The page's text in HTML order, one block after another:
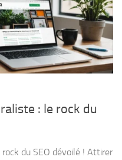
: le rock du
du SEO dévoilé ! Attirer